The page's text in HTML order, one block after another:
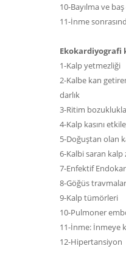
10-Bayılma ve
11-İnme
Ekokardiyografi
1-Kalp yetmezliği
2-Kalbe kan
darlık
3-Ritim
4-Kalp kasını
5-Doğuştan olan
6-Kalbi saran kalp
7-Enfektif
8-Göğüs
9-Kalp tümörleri
10-Pulmoner
11-İnme: İnmeye
12-Hipertansiyon